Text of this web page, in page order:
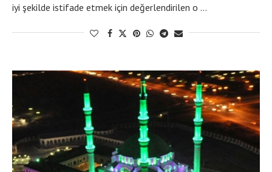
iyi şekilde istifade etmek için değerlendirilen o …